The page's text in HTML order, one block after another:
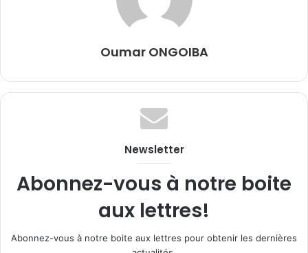
Oumar ONGOIBA
Newsletter
Abonnez-vous à notre boite
aux lettres!
Abonnez-vous à notre boite aux lettres pour obtenir les dernières